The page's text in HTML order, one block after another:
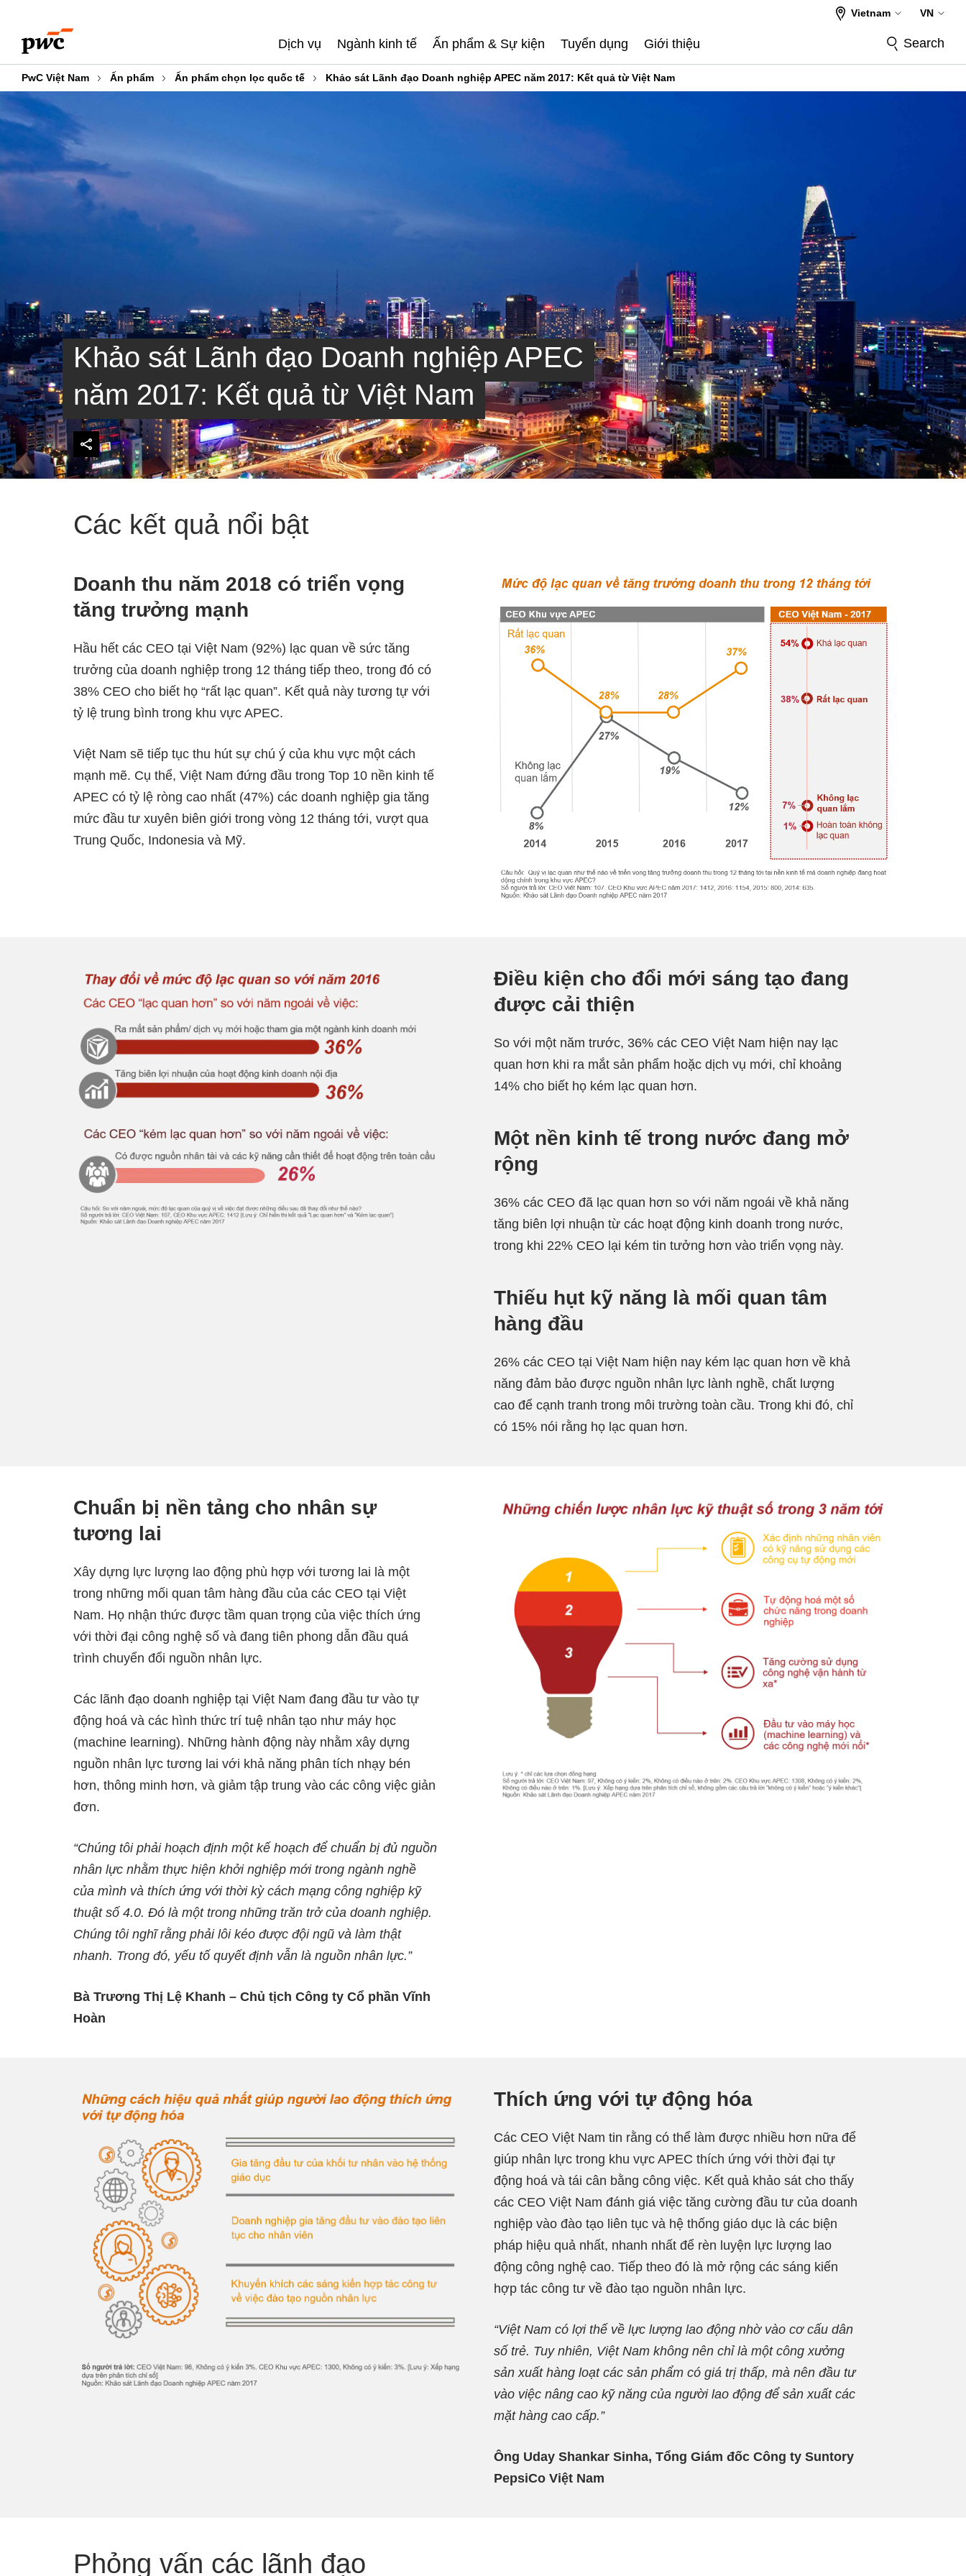
content
footer
Dịch vụ Ngành kinh tế Ấn phẩm & Sự kiện Tuyển dụng Giới thiệu
Vietnam VN
Search
PwC Việt Nam Ấn phẩm Ấn phẩm chọn lọc quốc tế Khảo sát Lãnh đạo Doanh nghiệp APEC năm 2017: Kết quả từ Việt Nam
Khảo sát Lãnh đạo Doanh nghiệp APEC
năm 2017: Kết quả từ Việt Nam
Các kết quả nổi bật
Doanh thu năm 2018 có triển vọng
tăng trưởng mạnh
Hầu hết các CEO tại Việt Nam (92%) lạc quan về sức tăng
trưởng của doanh nghiệp trong 12 tháng tiếp theo, trong đó có
38% CEO cho biết họ “rất lạc quan”. Kết quả này tương tự với
tỷ lệ trung bình trong khu vực APEC.
Việt Nam sẽ tiếp tục thu hút sự chú ý của khu vực một cách
mạnh mẽ. Cụ thể, Việt Nam đứng đầu trong Top 10 nền kinh tế
APEC có tỷ lệ ròng cao nhất (47%) các doanh nghiệp gia tăng
mức đầu tư xuyên biên giới trong vòng 12 tháng tới, vượt qua
Trung Quốc, Indonesia và Mỹ.
Điều kiện cho đổi mới sáng tạo đang
được cải thiện
So với một năm trước, 36% các CEO Việt Nam hiện nay lạc
quan hơn khi ra mắt sản phẩm hoặc dịch vụ mới, chỉ khoảng
14% cho biết họ kém lạc quan hơn.
Một nền kinh tế trong nước đang mở
rộng
36% các CEO đã lạc quan hơn so với năm ngoái về khả năng
tăng biên lợi nhuận từ các hoạt động kinh doanh trong nước,
trong khi 22% CEO lại kém tin tưởng hơn vào triển vọng này.
Thiếu hụt kỹ năng là mối quan tâm
hàng đầu
26% các CEO tại Việt Nam hiện nay kém lạc quan hơn về khả
năng đảm bảo được nguồn nhân lực lành nghề, chất lượng
cao để cạnh tranh trong môi trường toàn cầu. Trong khi đó, chỉ
có 15% nói rằng họ lạc quan hơn.
Chuẩn bị nền tảng cho nhân sự
tương lai
Xây dựng lực lượng lao động phù hợp với tương lai là một
trong những mối quan tâm hàng đầu của các CEO tại Việt
Nam. Họ nhận thức được tầm quan trọng của việc thích ứng
với thời đại công nghệ số và đang tiên phong dẫn đầu quá
trình chuyển đổi nguồn nhân lực.
Các lãnh đạo doanh nghiệp tại Việt Nam đang đầu tư vào tự
động hoá và các hình thức trí tuệ nhân tạo như máy học
(machine learning). Những hành động này nhằm xây dựng
nguồn nhân lực tương lai với khả năng phân tích nhạy bén
hơn, thông minh hơn, và giảm tập trung vào các công việc giản
đơn.
“Chúng tôi phải hoạch định một kế hoạch để chuẩn bị đủ nguồn
nhân lực nhằm thực hiện khởi nghiệp mới trong ngành nghề
của mình và thích ứng với thời kỳ cách mạng công nghiệp kỹ
thuật số 4.0. Đó là một trong những trăn trở của doanh nghiệp.
Chúng tôi nghĩ rằng phải lôi kéo được đội ngũ và làm thật
nhanh. Trong đó, yếu tố quyết định vẫn là nguồn nhân lực.”
Bà Trương Thị Lệ Khanh – Chủ tịch Công ty Cổ phần Vĩnh
Hoàn
Thích ứng với tự động hóa
Các CEO Việt Nam tin rằng có thể làm được nhiều hơn nữa để
giúp nhân lực trong khu vực APEC thích ứng với thời đại tự
động hoá và tái cân bằng công việc. Kết quả khảo sát cho thấy
các CEO Việt Nam đánh giá việc tăng cường đầu tư của doanh
nghiệp vào đào tạo liên tục và hệ thống giáo dục là các biện
pháp hiệu quả nhất, nhanh nhất để rèn luyện lực lượng lao
động công nghệ cao. Tiếp theo đó là mở rộng các sáng kiến
hợp tác công tư về đào tạo nguồn nhân lực.
“Việt Nam có lợi thế về lực lượng lao động nhờ vào cơ cấu dân
số trẻ. Tuy nhiên, Việt Nam không nên chỉ là một công xưởng
sản xuất hàng loạt các sản phẩm có giá trị thấp, mà nên đầu tư
vào việc nâng cao kỹ năng của người lao động để sản xuất các
mặt hàng cao cấp.”
Ông Uday Shankar Sinha, Tổng Giám đốc Công ty Suntory
PepsiCo Việt Nam
Phỏng vấn các lãnh đạo